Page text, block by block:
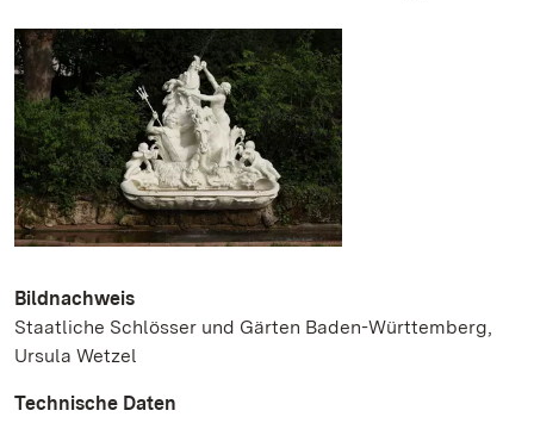
Bildnachweis
Staatliche Schlösser und Gärten Baden-Württemberg,
Ursula Wetzel
Technische Daten